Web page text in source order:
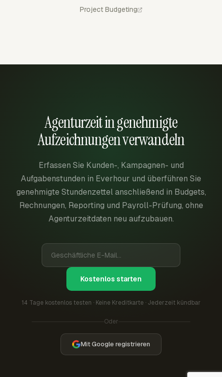
Project Budgeting
Agenturzeit in genehmigte
Aufzeichnungen verwandeln
Erfassen Sie Kunden-, Kampagnen- und
Aufgabenstunden in Everhour und überführen Sie
genehmigte Stundenzettel anschließend in Budgets,
Rechnungen, Reporting und Payroll-Prüfung, ohne
Agenturzeitdaten neu aufzubauen.
Kostenlos starten
14 Tage kostenlos testen · Keine Kreditkarte · Jederzeit kündbar
Oder
Mit Google registrieren